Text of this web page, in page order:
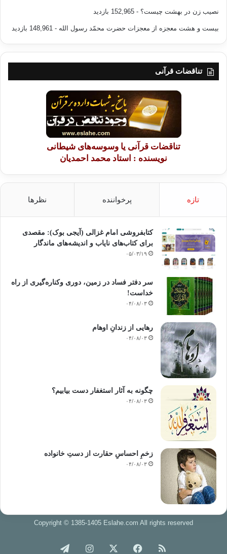
نصیب زن در بهشت چیست؟ - 152,965 بازدید
بیست و هشت معجزه از معجزات حضرت محمّد رسول الله - 148,961 بازدید
تناقضات قرآنی
تناقضات قرآنی یا وسوسه‌های شیطانی
نویسنده : استاد محمد احمدیان
تازه پرخواننده نظرها
کتابفروشی امام غزالی (آیجی بوک): مقصدی
برای کتاب‌های نایاب و اندیشه‌های ماندگار
۰۵/۰۳/۱۹
سر دفتر فساد در زمین‌، دوری وکناره‌گیری از راه
خداست‌!
۰۴/۰۸/۰۳
رهایی از زندانِ اوهام
۰۴/۰۸/۰۳
چگونه به آثار استغفار دست بیابیم؟
۰۴/۰۸/۰۳
زخمِ احساسِ حقارت از دستِ خانواده
۰۴/۰۸/۰۳
Copyright © 1385-1405 Eslahe.com All rights reserved
خوراک فیس اینستاگرام